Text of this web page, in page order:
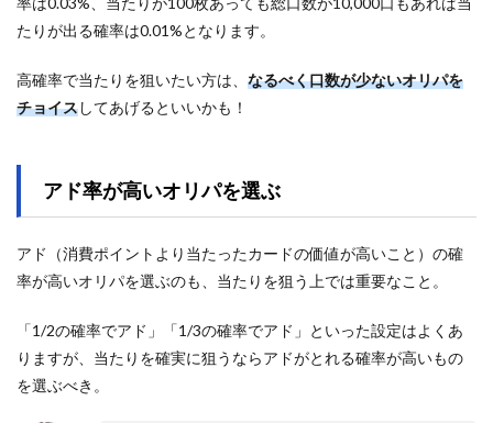
たりが出る確率は0.01%となります。
高確率で当たりを狙いたい方は、 なるべく口数が少ないオリパを
チョイスしてあげるといいかも！
アド率が高いオリパを選ぶ
アド（消費ポイントより当たったカードの価値が高いこと）の確
率が高いオリパを選ぶのも、当たりを狙う上では重要なこと。
「1/2の確率でアド」「1/3の確率でアド」といった設定はよくあ
りますが、当たりを確実に狙うならアドがとれる確率が高いもの
を選ぶべき。